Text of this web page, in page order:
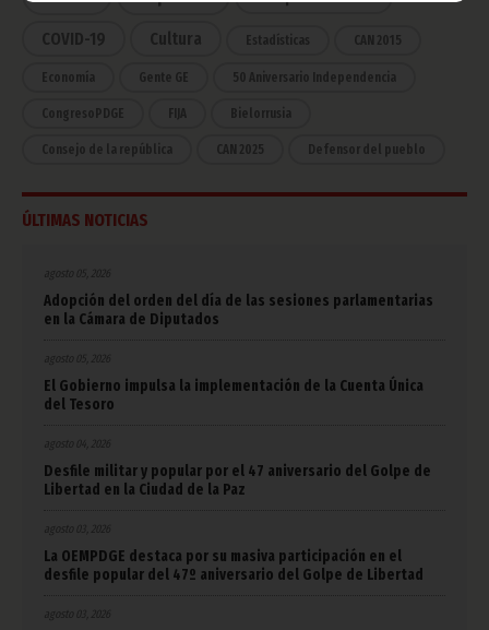
COVID-19 Cultura Estadísticas CAN 2015
Economía Gente GE 50 Aniversario Independencia
CongresoPDGE FIJA Bielorrusia
Consejo de la república CAN 2025 Defensor del pueblo
ÚLTIMAS NOTICIAS
Adopción del orden del día de las sesiones parlamentarias
en la Cámara de Diputados
El Gobierno impulsa la implementación de la Cuenta Única
del Tesoro
agosto 04, 2026
Desfile militar y popular por el 47 aniversario del Golpe de
Libertad en la Ciudad de la Paz
La OEMPDGE destaca por su masiva participación en el
desfile popular del 47º aniversario del Golpe de Libertad